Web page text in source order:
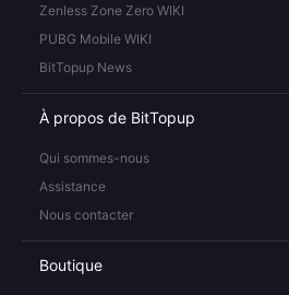
Zenless Zone Zero WIKI
PUBG Mobile WIKI
BitTopup News
À propos de BitTopup
Qui sommes-nous
Assistance
Nous contacter
Boutique